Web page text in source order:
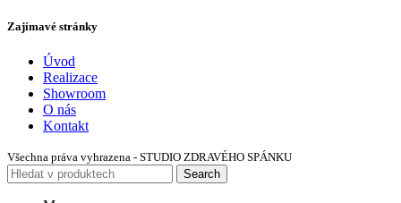
Zajímavé stránky
Úvod
Realizace
Showroom
O nás
Kontakt
Všechna práva vyhrazena - STUDIO ZDRAVÉHO SPÁNKU
Search